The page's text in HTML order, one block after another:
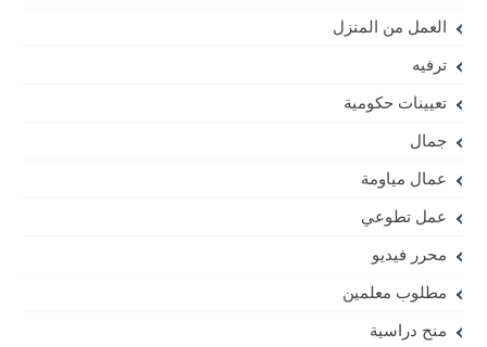
العمل من المنزل
ترفيه
تعيينات حكومية
جمال
عمال مياومة
عمل تطوعي
محرر فيديو
مطلوب معلمين
منح دراسية